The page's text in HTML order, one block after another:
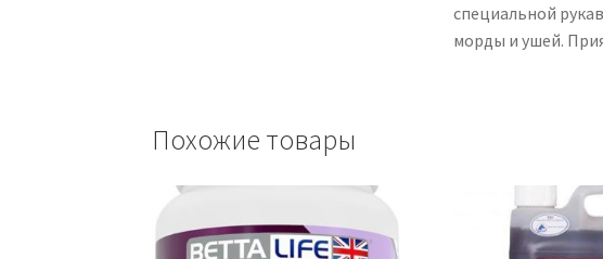
специальной
морды и ушей.
Похожие товары